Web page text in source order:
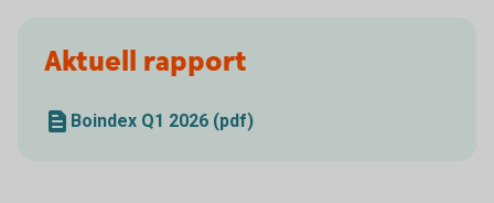
Aktuell rapport
Boindex Q1 2026 (pdf)